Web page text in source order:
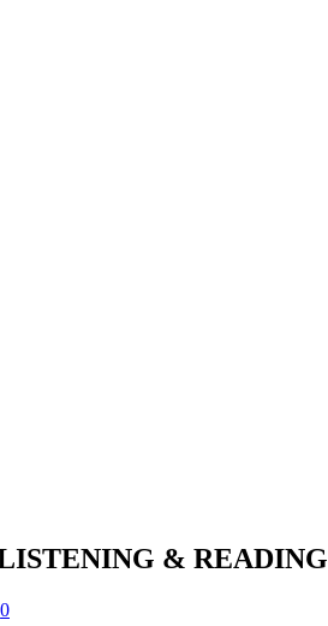
& READING
0